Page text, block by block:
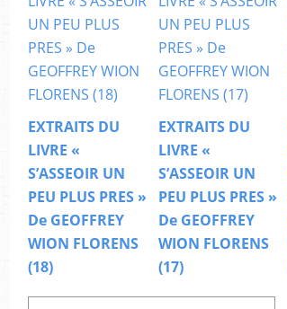
EXTRAITS DU
LIVRE «
S’ASSEOIR UN
PEU PLUS PRES »
De GEOFFREY
WION FLORENS
(18)
EXTRAITS DU
LIVRE «
S’ASSEOIR UN
PEU PLUS PRES »
De GEOFFREY
WION FLORENS
(17)